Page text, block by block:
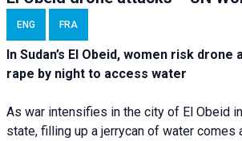
ENG FRA
In Sudan’s El Obeid, women risk drone
rape by night to access water
As war intensifies in the city of El Obeid
state, filling up a jerrycan of water comes